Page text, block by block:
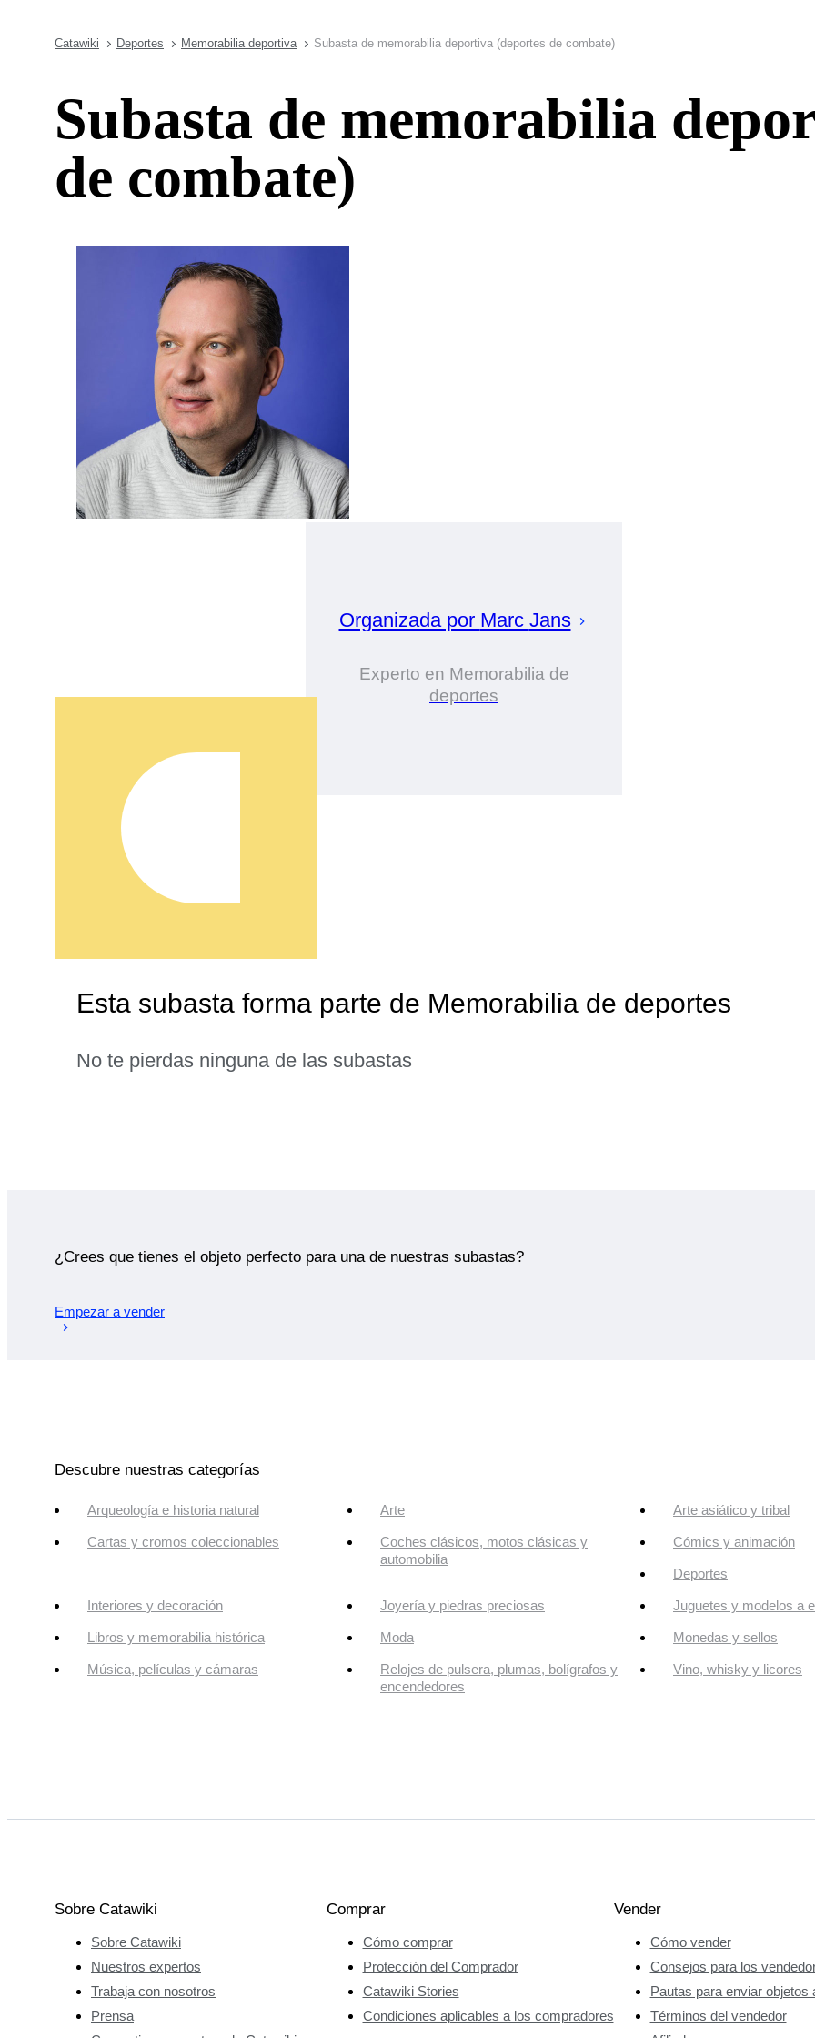
Catawiki Deportes Memorabilia deportiva Subasta de memorabilia deportiva (deportes de combate)
Subasta de memorabilia
de combate)
Organizada por Marc Jans
Experto en Memorabilia de
deportes
Esta subasta forma parte de Memorabilia de deportes
No te pierdas ninguna de las subastas
¿Crees que tienes el objeto perfecto para una de nuestras subastas?
Empezar a vender
Descubre nuestras categorías
Arqueología e historia natural Arte Arte asiático y tribal
Cartas y cromos coleccionables
Coches clásicos, motos clásicas y
automobilia
Cómics y animación
Deportes
Interiores y decoración Joyería y piedras preciosas Juguetes y modelos a
Libros y memorabilia histórica Moda Monedas y sellos
Música, películas y cámaras
Relojes de pulsera, plumas, bolígrafos y
encendedores
Vino, whisky y licores
Sobre Catawiki
Sobre Catawiki
Nuestros expertos
Trabaja con nosotros
Prensa
Comprar
Cómo comprar
Protección del Comprador
Catawiki Stories
Condiciones aplicables a los compradores
Vender
Cómo vender
Consejos para los
Pautas para enviar objetos
Términos del vendedor